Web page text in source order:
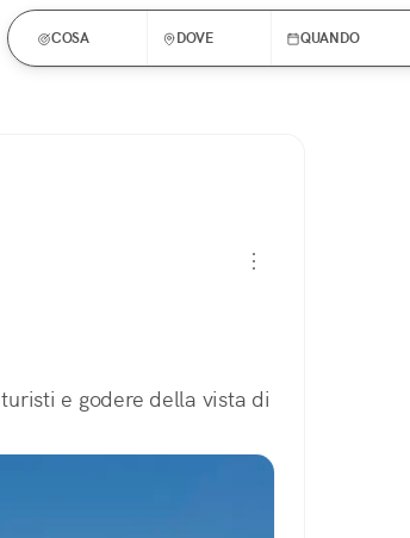
COSA DOVE QUANDO
e godere della vista di